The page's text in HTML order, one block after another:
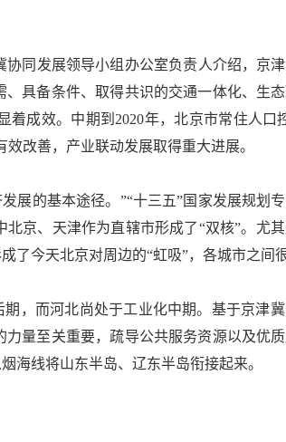
发展领导小组办公室负责人介绍，京津
具备条件、取得共识的交通一体化、生
成效。中期到2020年，北京市常住人口
改善，产业联动发展取得重大进展。
的基本途径。”“十三五”国家发展规划
京、天津作为直辖市形成了“双核”。尤
今天北京对周边的“虹吸”，各城市之间
而河北尚处于工业化中期。基于京津
量至关重要，疏导公共服务资源以及优
海线将山东半岛、辽东半岛衔接起来。